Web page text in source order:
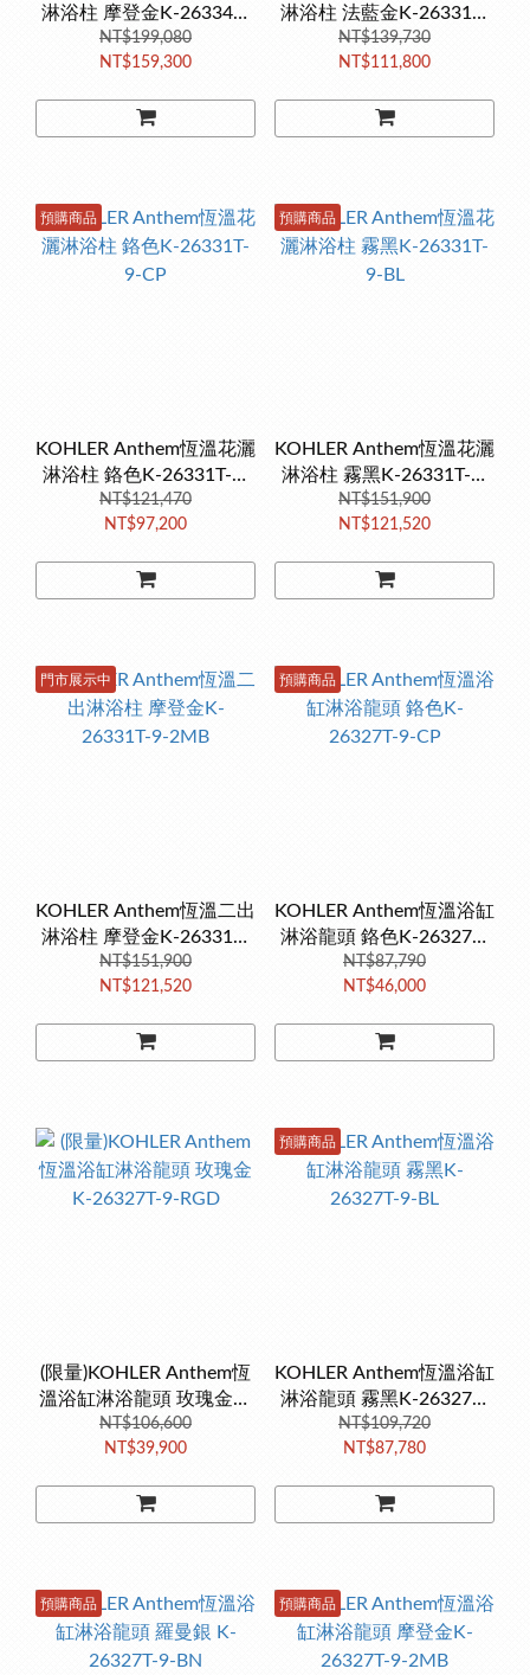
淋浴柱 摩登金K-26334T-
9-2MB
NT$199,080
NT$159,300
淋浴柱 法藍金K-26331T-
9-AF
NT$139,730
NT$111,800
預購商品
KOHLER Anthem恆溫花灑
淋浴柱 鉻色K-26331T-9-
CP
NT$121,470
NT$97,200
預購商品
KOHLER Anthem恆溫花灑
淋浴柱 霧黑K-26331T-9-
BL
NT$151,900
NT$121,520
門市展示中
KOHLER Anthem恆溫二出
淋浴柱 摩登金K-26331T-
9-2MB
NT$151,900
NT$121,520
預購商品
KOHLER Anthem恆溫浴缸
淋浴龍頭 鉻色K-26327T-
9-CP
NT$87,790
NT$46,000
(限量)KOHLER Anthem恆
溫浴缸淋浴龍頭 玫瑰金K-
26327T-9-RGD
NT$106,600
NT$39,900
預購商品
KOHLER Anthem恆溫浴缸
淋浴龍頭 霧黑K-26327T-
9-BL
NT$109,720
NT$87,780
預購商品 預購商品